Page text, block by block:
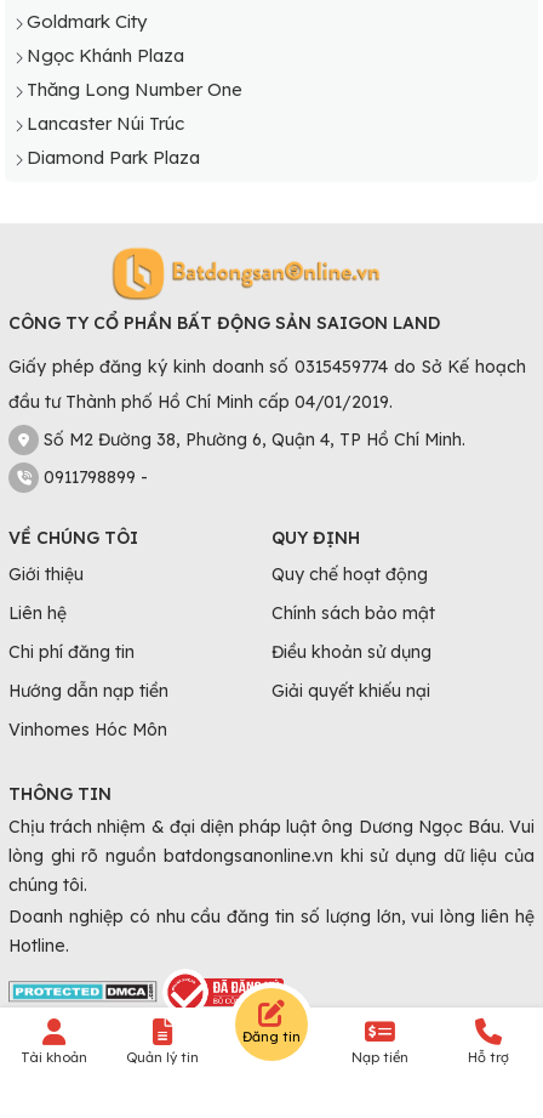
Goldmark City
Ngọc Khánh Plaza
Thăng Long Number One
Lancaster Núi Trúc
Diamond Park Plaza
CÔNG TY CỔ PHẦN BẤT ĐỘNG SẢN SAIGON LAND
Giấy phép đăng ký kinh doanh số 0315459774 do Sở Kế hoạch
đầu tư Thành phố Hồ Chí Minh cấp 04/01/2019.
Số M2 Đường 38, Phường 6, Quận 4, TP Hồ Chí Minh.
0911798899 -
VỀ CHÚNG TÔI
Giới thiệu
Liên hệ
Chi phí đăng tin
Hướng dẫn nạp tiền
Vinhomes Hóc Môn
QUY ĐỊNH
Quy chế hoạt động
Chính sách bảo mật
Điều khoản sử dụng
Giải quyết khiếu nại
THÔNG TIN
Chịu trách nhiệm & đại diện pháp luật ông Dương Ngọc Báu. Vui
lòng ghi rõ nguồn batdongsanonline.vn khi sử dụng dữ liệu của
chúng tôi.
Doanh nghiệp có nhu cầu đăng tin số lượng lớn, vui lòng liên hệ
Hotline.
© Copyright 2010 - 2026 Batdongsanonline.vn.
Tài khoản Quản lý tin
Đăng tin
Nạp tiền
Hỗ trợ